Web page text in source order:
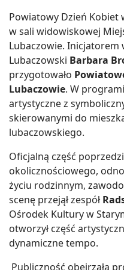
Powiatowy Dzień Kobiet
w sali widowiskowej
Lubaczowie. Inicjatorem
Lubaczowski Barbara
przygotowało
Lubaczowie. W
artystyczne z
skierowanymi do
lubaczowskiego.
Oficjalną część
okolicznościowego,
życiu rodzinnym,
scenę przejął zespół
Ośrodek Kultury w
otworzył część
dynamiczne tempo.
Publiczność obejrzała